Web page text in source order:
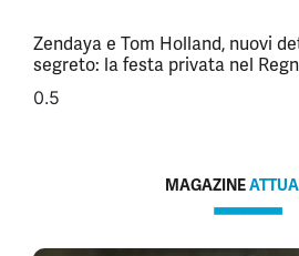
Zendaya e Tom Holland, nuovi
segreto: la festa privata nel
MAGAZINE